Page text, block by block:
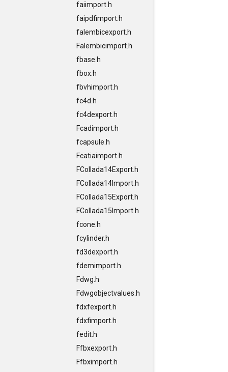
faiimport.h
faipdfimport.h
falembicexport.h
Falembicimport.h
fbase.h
fbox.h
fbvhimport.h
fc4d.h
fc4dexport.h
Fcadimport.h
fcapsule.h
Fcatiaimport.h
FCollada14Export.h
FCollada14Import.h
FCollada15Export.h
FCollada15Import.h
fcone.h
fcylinder.h
fd3dexport.h
fdemimport.h
Fdwg.h
Fdwgobjectvalues.h
fdxfexport.h
fdxfimport.h
fedit.h
Ffbxexport.h
Ffbximport.h